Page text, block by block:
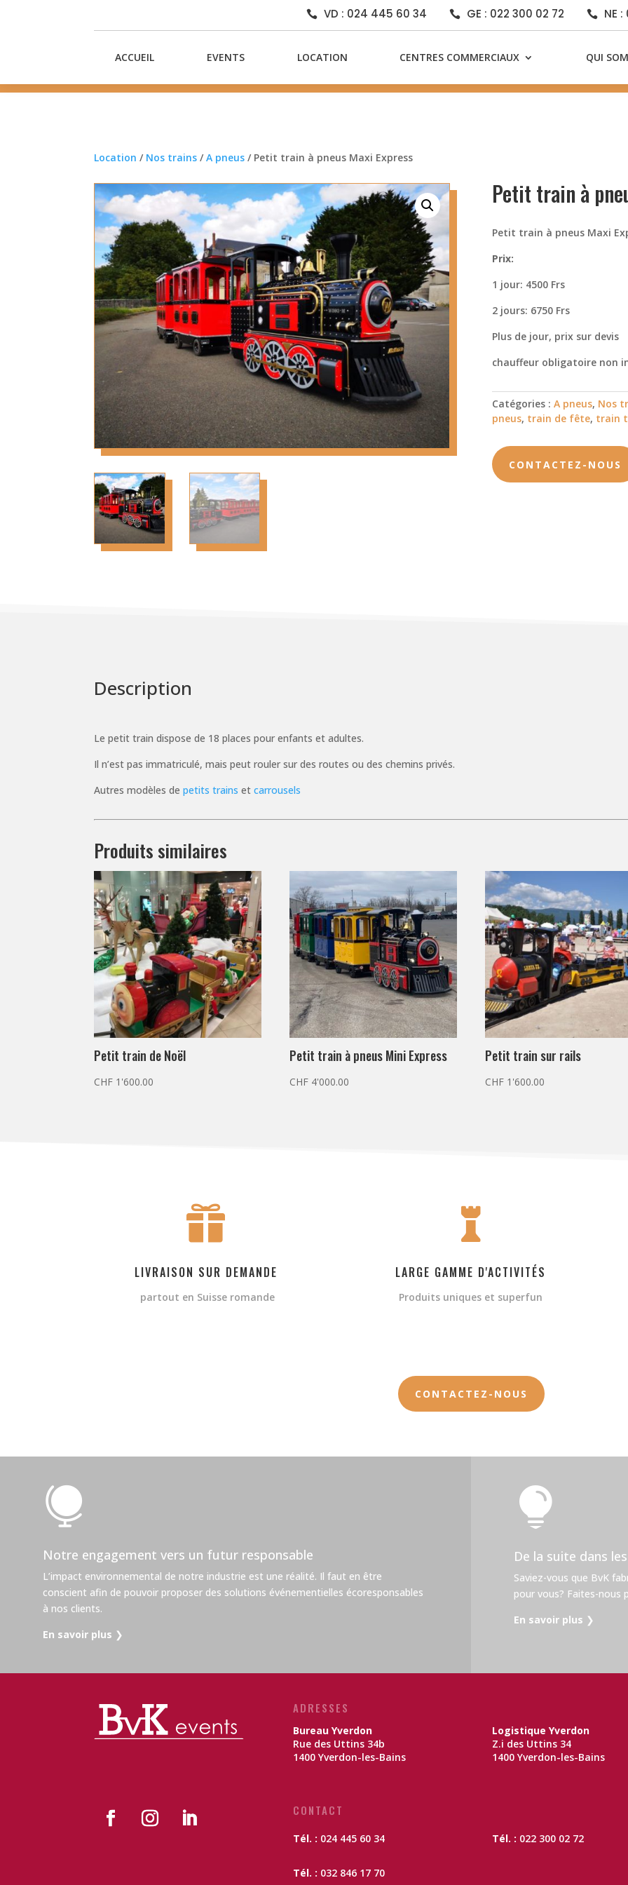
 VD : 024 445 60 34  GE : 022 300 02 72  NE
ACCUEIL EVENTS LOCATION CENTRES COMMERCIAUX QUI
Location / Nos trains /A pneus / Petit train à pneus Maxi Express
Petit train à
Petit train à pneus Maxi
Prix:
1 jour: 4500 Frs
2 jours: 6750 Frs
Plus de jour, prix sur devis
chauffeur obligatoire non
Catégories : A pneus, Nos
pneus, train de fête, train
CONTACTEZ-NOUS
Description
Le petit train dispose de 18 places pour enfants et adultes.
Il n’est pas immatriculé, mais peut rouler sur des routes ou des chemins privés.
Autres modèles depetits trains etcarrousels
Produits similaires
Petit train de Noël
CHF 1'600.00
Petit train à pneus Mini Express
CHF 4'000.00
Petit train sur rails
CHF 1'600.00

LIVRAISON SUR DEMANDE
partout en Suisse romande

LARGE GAMME D'ACTIVITÉS
Produits uniques et superfun
CONTACTEZ-NOUS

Notre engagement vers un futur responsable
L’impact environnemental de notre industrie est une réalité. Il faut en être
conscient afin de pouvoir proposer des solutions événementielles écoresponsables
à nos clients.
En savoir plus ❯

De la suite dans
Saviez-vous que BvK
pour vous? Faites-nous
En savoir plus ❯
ADRESSES
Bureau Yverdon
Rue des Uttins 34b
1400 Yverdon-les-Bains
Logistique Yverdon
Z.i des Uttins 34
1400 Yverdon-les-Bains
CONTACT
Tél. : 024 445 60 34
Tél. : 032 846 17 70
Tél. : 022 300 02 72